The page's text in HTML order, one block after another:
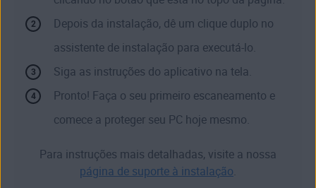
Depois da instalação, dê um clique duplo no
assistente de instalação para executá-lo.
Siga as instruções do aplicativo na tela.
Pronto! Faça o seu primeiro escaneamento e
comece a proteger seu PC hoje mesmo.
Para instruções mais detalhadas, visite a nossa
página de suporte à instalação.